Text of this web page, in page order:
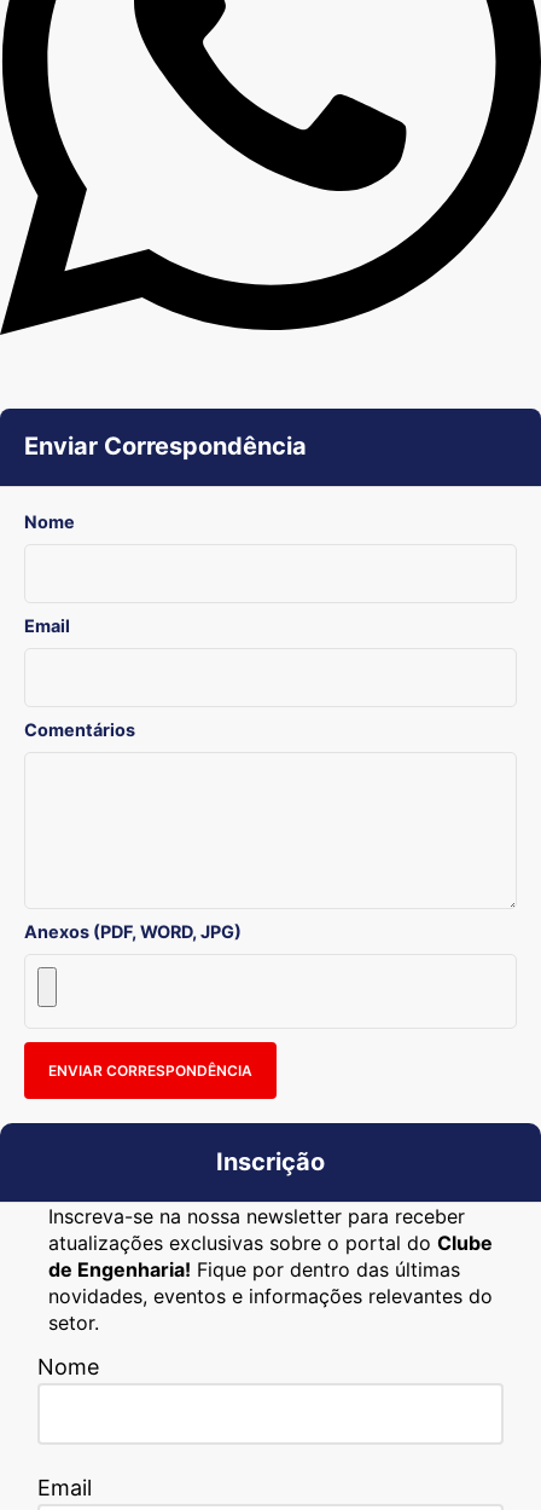
Enviar Correspondência
Nome
Email
Comentários
Anexos (PDF, WORD, JPG)
ENVIAR CORRESPONDÊNCIA
Inscrição
Inscreva-se na nossa newsletter para receber
atualizações exclusivas sobre o portal do Clube
de Engenharia! Fique por dentro das últimas
novidades, eventos e informações relevantes do
setor.
Nome
Email